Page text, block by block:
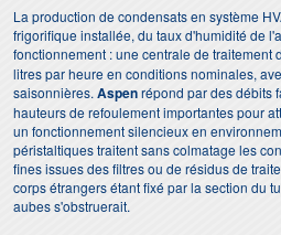
La production de condensats en système
frigorifique installée, du taux d'humidité de
fonctionnement : une centrale de traitement
litres par heure en conditions nominales,
saisonnières. Aspenrépond par des débits
hauteurs de refoulement importantes pour
un fonctionnement silencieux en
péristaltiques traitent sans colmatage les
fines issues des filtres ou de résidus de
corps étrangers étant fixé par la section du
aubes s'obstruerait.